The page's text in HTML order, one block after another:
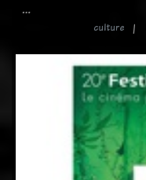
…
culture